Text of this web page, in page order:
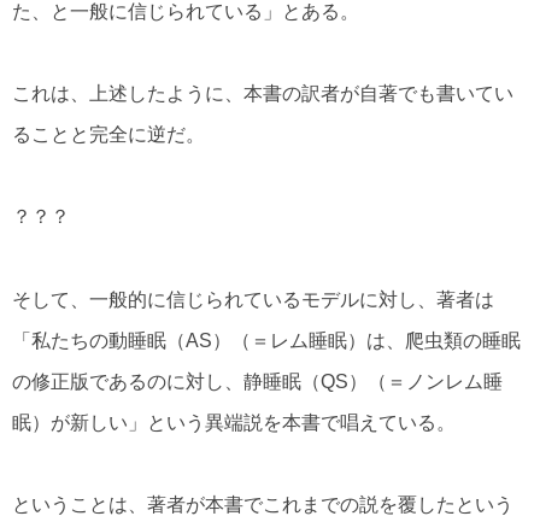
た、と一般に信じられている」とある。
これは、上述したように、本書の訳者が自著でも書いてい
ることと完全に逆だ。
？？？
そして、一般的に信じられているモデルに対し、著者は
「私たちの動睡眠（AS）（＝レム睡眠）は、爬虫類の睡眠
の修正版であるのに対し、静睡眠（QS）（＝ノンレム睡
眠）が新しい」という異端説を本書で唱えている。
ということは、著者が本書でこれまでの説を覆したという